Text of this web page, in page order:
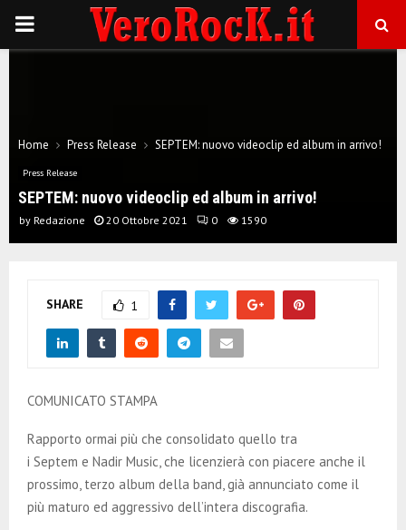
P
M
A
N
U
Home Press Release SEPTEM: nuovo videoclip ed album in arrivo!
Press Release
SEPTEM: nuovo videoclip ed album in arrivo!
by Redazione 20 Ottobre 2021 0 1590
SHARE 1
COMUNICATO STAMPA
Rapporto ormai più che consolidato quello tra
i Septem e Nadir Music, che licenzierà con piacere anche il
prossimo, terzo album della band, già annunciato come il
più maturo ed aggressivo dell’intera discografia.